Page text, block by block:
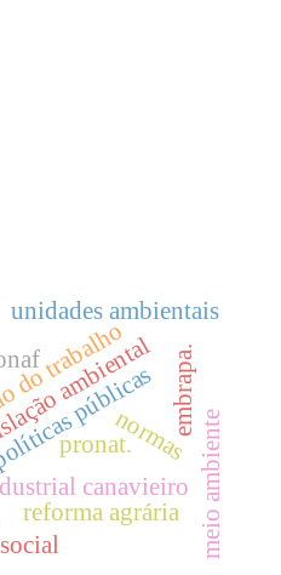
canavieiro
públicas meio ambiente
trabalho
unidades ambientais
ambiental
pronat.normas
embrapa.
reforma agrária